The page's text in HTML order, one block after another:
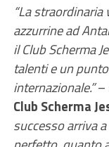
“La
azzurrine ad
il Club Scherma
talenti e un
internazionale.”–
Club Scherma
successo arriva